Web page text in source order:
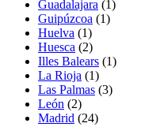
Guadalajara (1)
Guipúzcoa (1)
Huelva (1)
Huesca (2)
Illes Balears (1)
La Rioja (1)
Las Palmas (3)
León (2)
Madrid (24)